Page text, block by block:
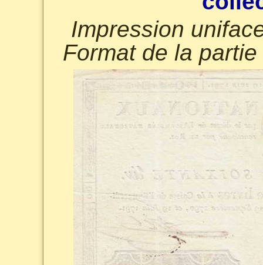
Impression
Format de la